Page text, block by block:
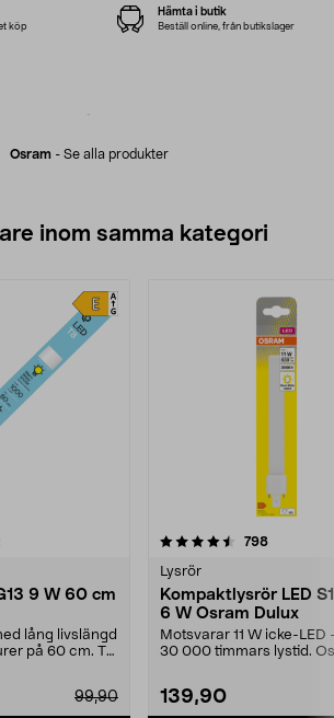
Osram- Se alla produkter
köp
Hämta i butik
Beställ online, från butikslager
inom samma kategori
9 W 60 cm
lång livslängd
på 60 cm. T8
99,90
798
Lysrör
Kompaktlysrör LED
6 W Osram Dulux
Motsvarar 11 W icke-LED
30 000 timmars lystid.
139,90
4.5 av 5 stjärnor